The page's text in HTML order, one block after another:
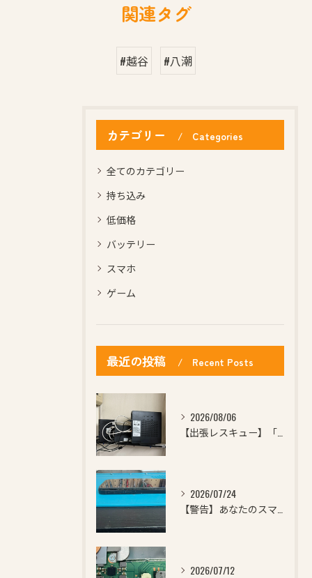
関連タグ
#越谷 #八潮
カテゴリー Categories
全てのカテゴリー
持ち込み
低価格
バッテリー
スマホ
ゲーム
最近の投稿 Recent Posts
2026/08/06
2026/07/24
2026/07/12